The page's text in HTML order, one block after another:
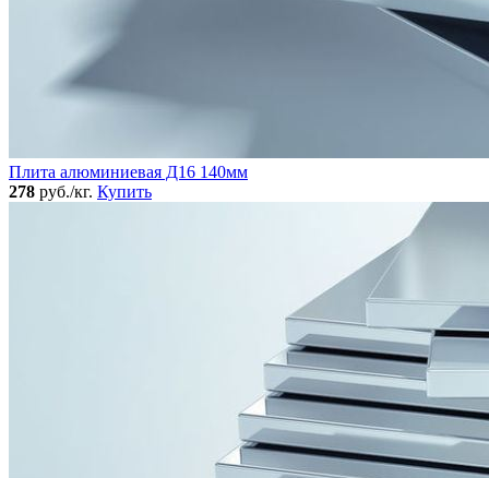
Плита алюминиевая Д16 140мм
278 руб./кг. Купить